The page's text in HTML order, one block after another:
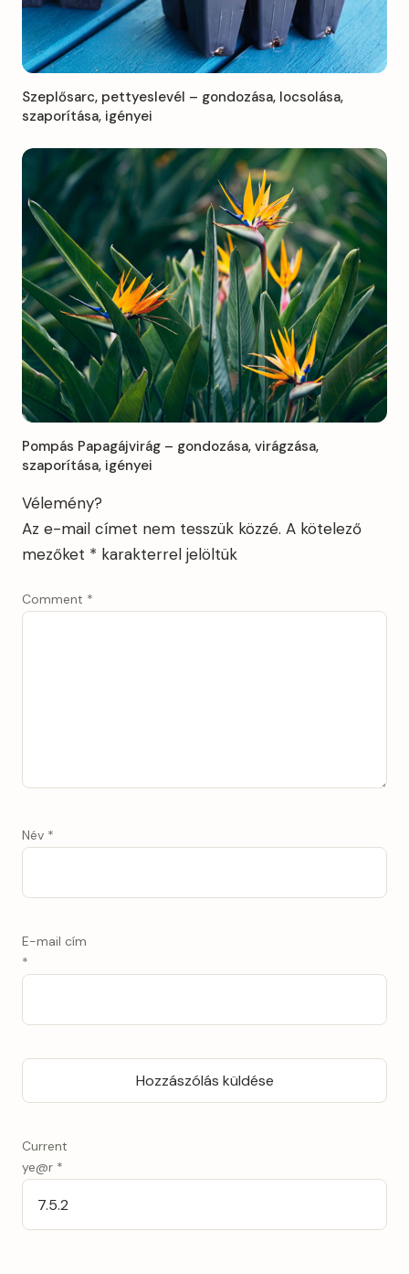
Szeplősarc, pettyeslevél – gondozása, locsolása,
szaporítása, igényei
Pompás Papagájvirág – gondozása, virágzása,
szaporítása, igényei
Vélemény?
Az e-mail címet nem tesszük közzé. A kötelező
mezőket * karakterrel jelöltük
Comment *
Név *
E-mail cím
*
Current
ye@r *